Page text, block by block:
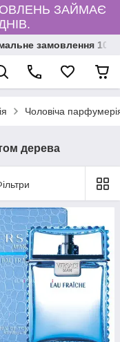
ЗАЙМАЄ
замовлення
Чоловіча
дерева